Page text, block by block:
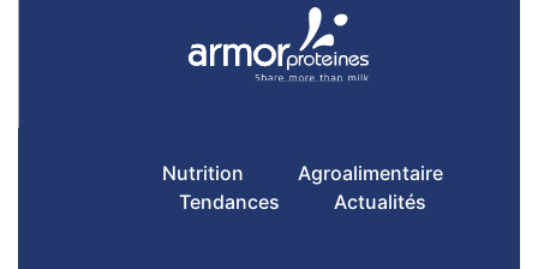
Nutrition
Agroalimentaire
Tendances
Actualités